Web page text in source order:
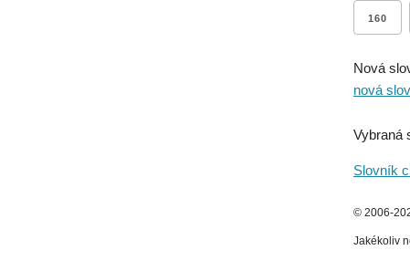
160
Nová
nová
Vybraná
Slovník
© 2006-
Jakékoliv